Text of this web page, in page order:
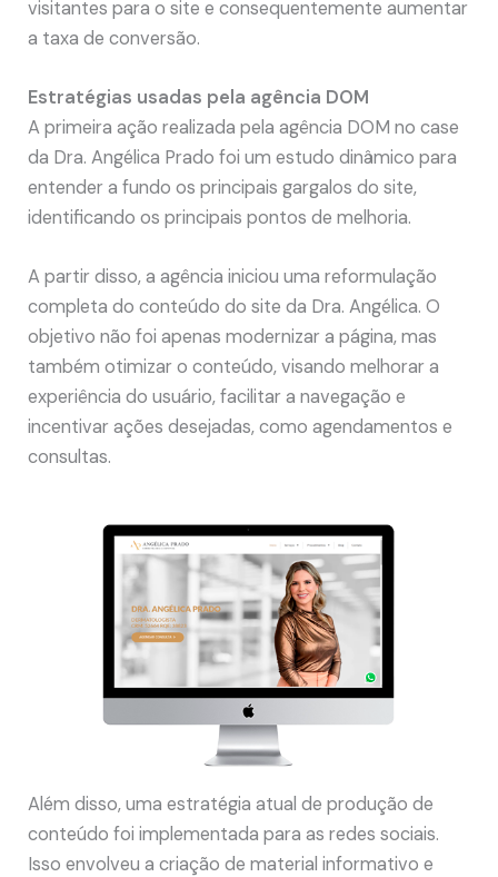
visitantes para o site e consequentemente aumentar
a taxa de conversão.
Estratégias usadas pela agência DOM
A primeira ação realizada pela agência DOM no case
da Dra. Angélica Prado foi um estudo dinâmico para
entender a fundo os principais gargalos do site,
identificando os principais pontos de melhoria.
A partir disso, a agência iniciou uma reformulação
completa do conteúdo do site da Dra. Angélica. O
objetivo não foi apenas modernizar a página, mas
também otimizar o conteúdo, visando melhorar a
experiência do usuário, facilitar a navegação e
incentivar ações desejadas, como agendamentos e
consultas.
Além disso, uma estratégia atual de produção de
conteúdo foi implementada para as redes sociais.
Isso envolveu a criação de material informativo e